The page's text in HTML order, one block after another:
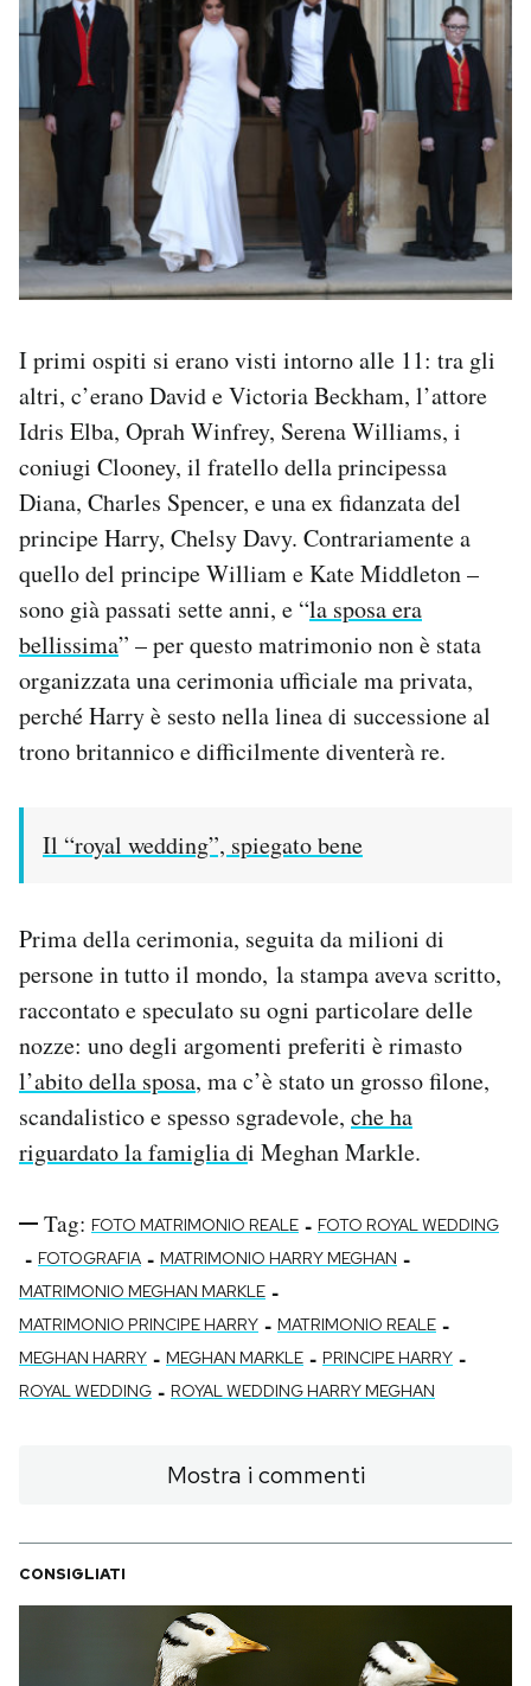
I primi ospiti si erano visti intorno alle 11: tra gli
altri, c’erano David e Victoria Beckham, l’attore
Idris Elba, Oprah Winfrey, Serena Williams, i
coniugi Clooney, il fratello della principessa
Diana, Charles Spencer, e una ex fidanzata del
principe Harry, Chelsy Davy. Contrariamente a
quello del principe William e Kate Middleton –
sono già passati sette anni, e “la sposa era
bellissima” – per questo matrimonio non è stata
organizzata una cerimonia ufficiale ma privata,
perché Harry è sesto nella linea di successione al
trono britannico e difficilmente diventerà re.
Il “royal wedding”, spiegato bene
Prima della cerimonia, seguita da milioni di
persone in tutto il mondo, la stampa aveva scritto,
raccontato e speculato su ogni particolare delle
nozze: uno degli argomenti preferiti è rimasto
l’abito della sposa, ma c’è stato un grosso filone,
scandalistico e spesso sgradevole, che ha
riguardato la famiglia di Meghan Markle.
Tag: FOTO MATRIMONIO REALE - FOTO ROYAL WEDDING
- FOTOGRAFIA - MATRIMONIO HARRY MEGHAN -
MATRIMONIO MEGHAN MARKLE -
MATRIMONIO PRINCIPE HARRY - MATRIMONIO REALE -
MEGHAN HARRY - MEGHAN MARKLE - PRINCIPE HARRY -
ROYAL WEDDING - ROYAL WEDDING HARRY MEGHAN
Mostra i commenti
CONSIGLIATI